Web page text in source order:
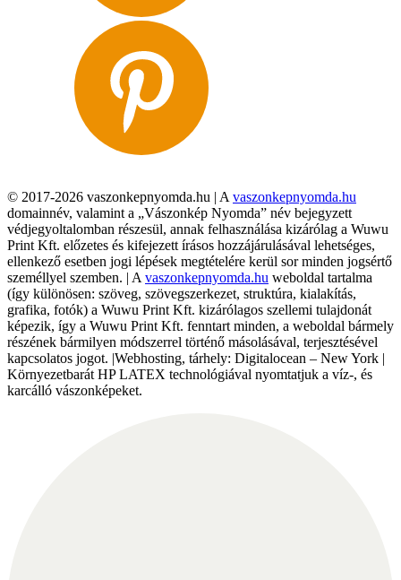
© 2017-2026 vaszonkepnyomda.hu | A vaszonkepnyomda.hu
domainnév, valamint a „Vászonkép Nyomda” név bejegyzett
védjegyoltalomban részesül, annak felhasználása kizárólag a Wuwu
Print Kft. előzetes és kifejezett írásos hozzájárulásával lehetséges,
ellenkező esetben jogi lépések megtételére kerül sor minden jogsértő
személlyel szemben. | A vaszonkepnyomda.hu weboldal tartalma
(így különösen: szöveg, szövegszerkezet, struktúra, kialakítás,
grafika, fotók) a Wuwu Print Kft. kizárólagos szellemi tulajdonát
képezik, így a Wuwu Print Kft. fenntart minden, a weboldal bármely
részének bármilyen módszerrel történő másolásával, terjesztésével
kapcsolatos jogot. |Webhosting, tárhely: Digitalocean – New York |
Környezetbarát HP LATEX technológiával nyomtatjuk a víz-, és
karcálló vászonképeket.